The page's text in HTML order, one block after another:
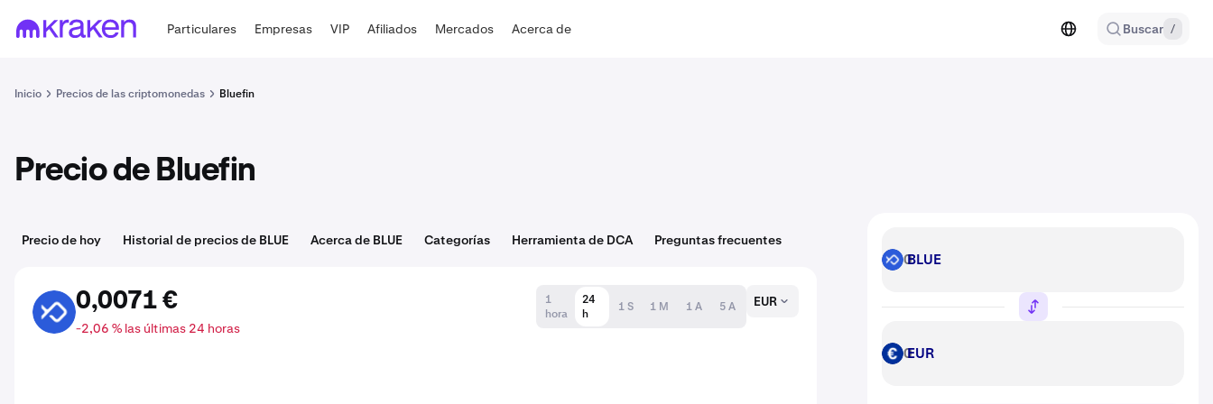
Particulares Empresas VIP Afiliados Mercados Acerca de Buscar /
Inicio Precios de las criptomonedas Bluefin
Precio de Bluefin
Precio de hoy Historial de precios de BLUE Acerca de BLUE Categorías Herramienta de DCA Preguntas frecuentes
BLUE 0,0071 €
-2,06 % las últimas 24 horas
1
hora
24
h
1 S 1 M 1 A 5 A EUR
BLUE BLUE
EUR EUR